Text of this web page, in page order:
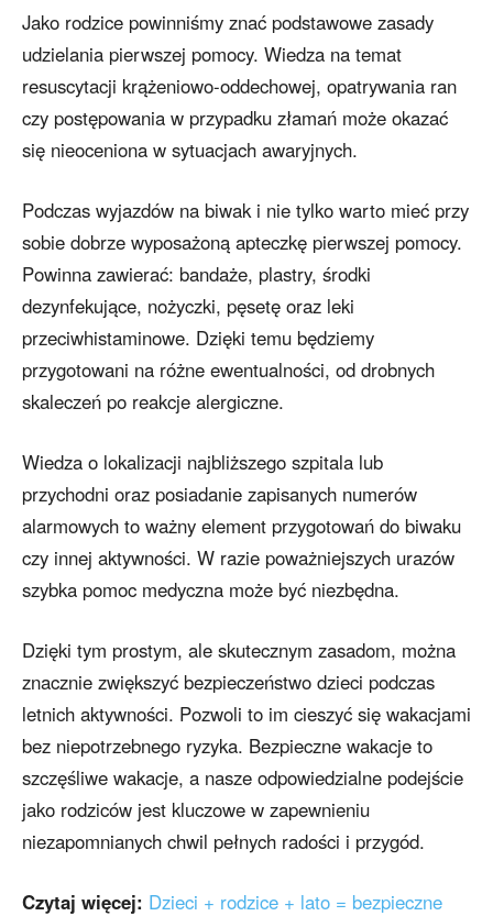
Jako rodzice powinniśmy znać podstawowe zasady
udzielania pierwszej pomocy. Wiedza na temat
resuscytacji krążeniowo-oddechowej, opatrywania ran
czy postępowania w przypadku złamań może okazać
się nieoceniona w sytuacjach awaryjnych.
Podczas wyjazdów na biwak i nie tylko warto mieć przy
sobie dobrze wyposażoną apteczkę pierwszej pomocy.
Powinna zawierać: bandaże, plastry, środki
dezynfekujące, nożyczki, pęsetę oraz leki
przeciwhistaminowe. Dzięki temu będziemy
przygotowani na różne ewentualności, od drobnych
skaleczeń po reakcje alergiczne.
Wiedza o lokalizacji najbliższego szpitala lub
przychodni oraz posiadanie zapisanych numerów
alarmowych to ważny element przygotowań do biwaku
czy innej aktywności. W razie poważniejszych urazów
szybka pomoc medyczna może być niezbędna.
Dzięki tym prostym, ale skutecznym zasadom, można
znacznie zwiększyć bezpieczeństwo dzieci podczas
letnich aktywności. Pozwoli to im cieszyć się wakacjami
bez niepotrzebnego ryzyka. Bezpieczne wakacje to
szczęśliwe wakacje, a nasze odpowiedzialne podejście
jako rodziców jest kluczowe w zapewnieniu
niezapomnianych chwil pełnych radości i przygód.
Czytaj więcej: Dzieci + rodzice + lato = bezpieczne